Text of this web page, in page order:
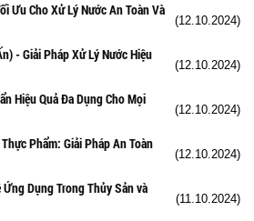
Ưu Cho Xử Lý Nước An Toàn Và
(12.10.2024)
- Giải Pháp Xử Lý Nước Hiệu
(12.10.2024)
Hiệu Quả Đa Dụng Cho Mọi
(12.10.2024)
Phẩm: Giải Pháp An Toàn
(12.10.2024)
Ứng Dụng Trong Thủy Sản và
(11.10.2024)